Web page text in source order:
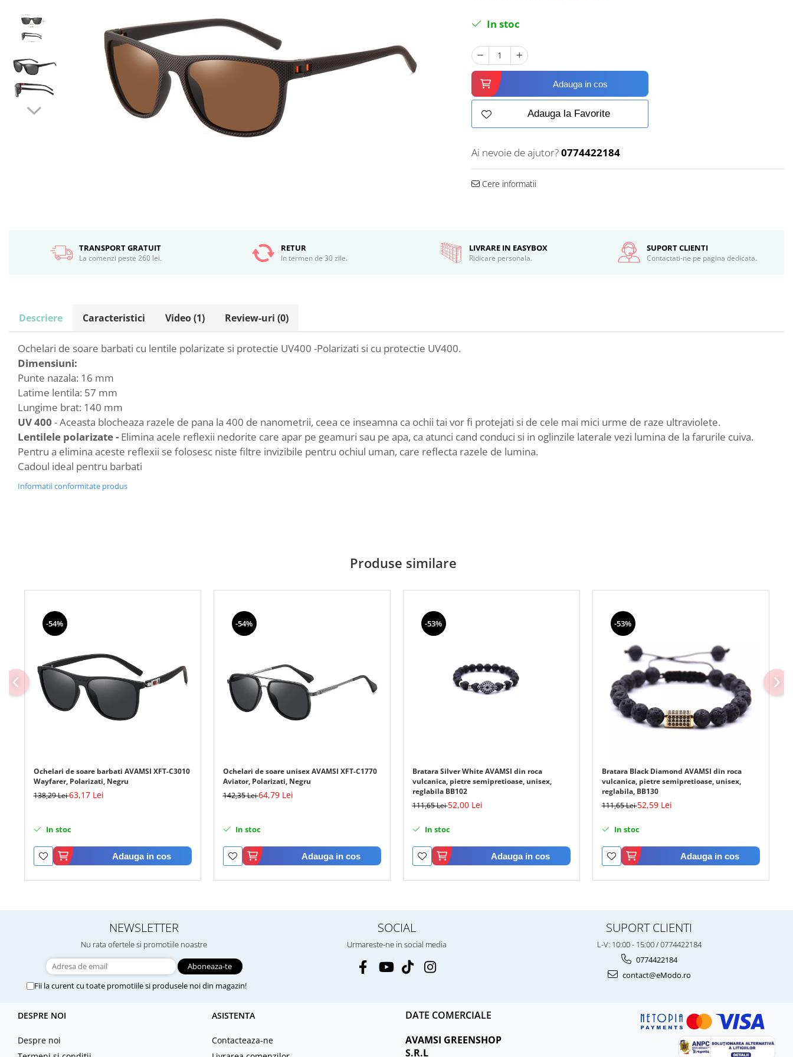
In stoc
Adauga in cos
Adauga la Favorite
Ai nevoie de ajutor?0774422184
Cere informatii
TRANSPORT GRATUIT
La comenzi peste 260 lei.
RETUR
In termen de 30 zile.
LIVRARE IN EASYBOX
Ridicare personala.
SUPORT CLIENTI
Contactati-ne pe pagina dedicata.
Descriere Caracteristici Video(1) Review-uri (0)
Ochelari de soare barbati cu lentile polarizate si protectie UV400 -Polarizati si cu protectie UV400.
Dimensiuni:
Punte nazala: 16 mm
Latime lentila: 57 mm
Lungime brat: 140 mm
UV 400 - Aceasta blocheaza razele de pana la 400 de nanometrii, ceea ce inseamna ca ochii tai vor fi protejati si de cele mai mici urme de raze ultraviolete.
Lentilele polarizate - Elimina acele reflexii nedorite care apar pe geamuri sau pe apa, ca atunci cand conduci si in oglinzile laterale vezi lumina de la farurile cuiva.
Pentru a elimina aceste reflexii se folosesc niste filtre invizibile pentru ochiul uman, care reflecta razele de lumina.
Cadoul ideal pentru barbati
Informatii conformitate produs
Produse similare
-54%
Ochelari de soare barbati AVAMSI XFT-C3010
Wayfarer, Polarizati, Negru
138,29 Lei63,17 Lei
In stoc
Adauga in cos
-54%
Ochelari de soare unisex AVAMSI XFT-C1770
Aviator, Polarizati, Negru
142,35 Lei64,79 Lei
In stoc
Adauga in cos
-53%
Bratara Silver White AVAMSI din roca
vulcanica, pietre semipretioase, unisex,
reglabila BB102
111,65 Lei52,00 Lei
In stoc
Adauga in cos
-53%
Bratara Black Diamond AVAMSI din roca
vulcanica, pietre semipretioase, unisex,
reglabila, BB130
111,65 Lei52,59 Lei
In stoc
Adauga in cos
NEWSLETTER
Nu rata ofertele si promotiile noastre
Fii la curent cu toate promotiile si produsele noi din magazin!
SOCIAL
Urmareste-ne in social media
SUPORT CLIENTI
L-V: 10:00 - 15:00 / 0774422184
0774422184
contact@eModo.ro
DESPRE NOI
Despre noi
ASISTENTA
Contacteaza-ne
DATE COMERCIALE
AVAMSI GREENSHOP
S.R.L